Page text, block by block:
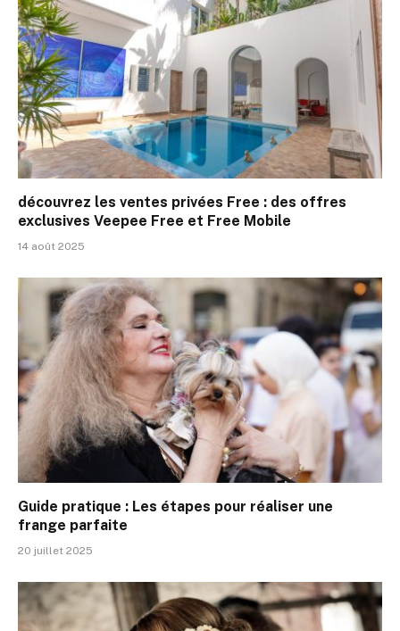
découvrez les ventes privées Free : des offres
exclusives Veepee Free et Free Mobile
14 août 2025
Guide pratique : Les étapes pour réaliser une
frange parfaite
20 juillet 2025